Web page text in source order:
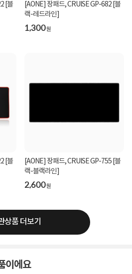
[AONE] 장패드, CRUISE GP-682 [블
랙-레드라인]
1,300원
[AONE] 장패드, CRUISE GP-755 [블
랙-블랙라인]
2,600원
상품 더보기
이에요